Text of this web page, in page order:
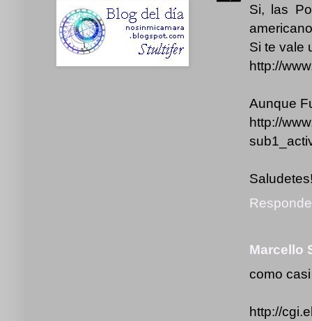
Si, las
Si te vale
http://
Aunque
http://
Marcello
como
http://